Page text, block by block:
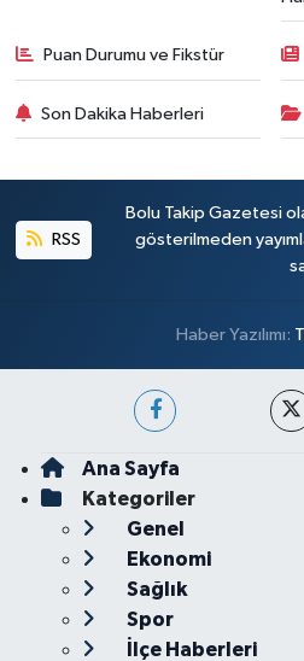
Puan Durumu ve Fikstür
Son Dakika Haberleri
RSS
Bolu Takip Gazetesi
gösterilmeden
Haber Yazılımı:
Ana Sayfa
Kategoriler
Genel
Ekonomi
Sağlık
Spor
İlçe Haberleri